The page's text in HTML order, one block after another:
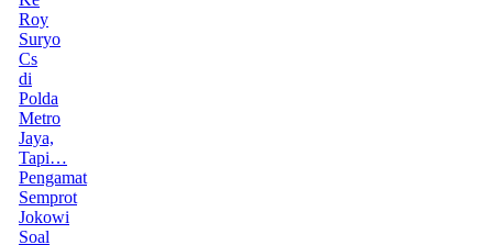
Roy
Suryo
Cs
di
Polda
Metro
Jaya,
Tapi…
Pengamat
Semprot
Jokowi
Soal